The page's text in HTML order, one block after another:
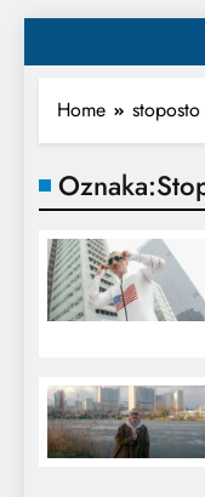
Home stoposto
Oznaka: